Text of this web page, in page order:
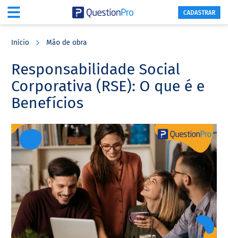
content
sidebar
CADASTRAR
Início Mão de obra
Responsabilidade Social
Corporativa (RSE): O que é e
Benefícios